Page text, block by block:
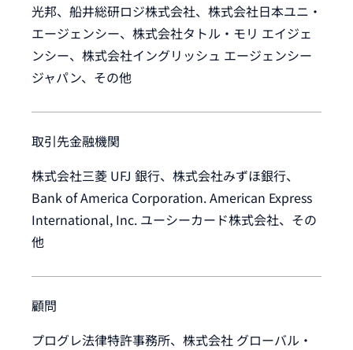
光邦、船井総研ロジ株式会社、株式会社日本ユニ・
エージェンシー、株式会社タトル・モリ エイジェ
ンシー、株式会社イングリッシュ エージェンシー
ジャパン、その他
取引先金融機関
株式会社三菱 UFJ 銀行、株式会社みずほ銀行、
Bank of America Corporation. American Express
International, Inc. ユーシーカード株式会社、その
他
顧問
プログレ法律特許事務所、株式会社 グローバル・